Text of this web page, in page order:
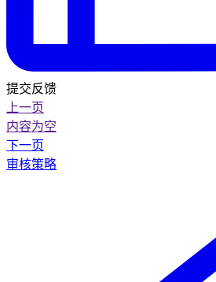
提交反馈
上一页
内容为空
下一页
审核策略